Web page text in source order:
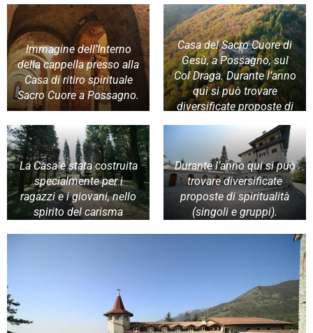
Immagine dell’Interno
della cappella presso alla
Casa di ritiro spirituale
Sacro Cuore a Possagno.
Casa del Sacro Cuore di
Gesù, a Possagno, sul
Col Draga. Durante l’anno
qui si può trovare
diversificate proposte di
spiritualità (singoli e
gruppi).
La Casa é stata costruita
specialmente per i
ragazzi e i giovani, nello
spirito del carisma
laeta montibus sacris
atque flumine Patriae”.
Durante l’anno qui si può
trovare diversificate
proposte di spiritualità
(singoli e gruppi).